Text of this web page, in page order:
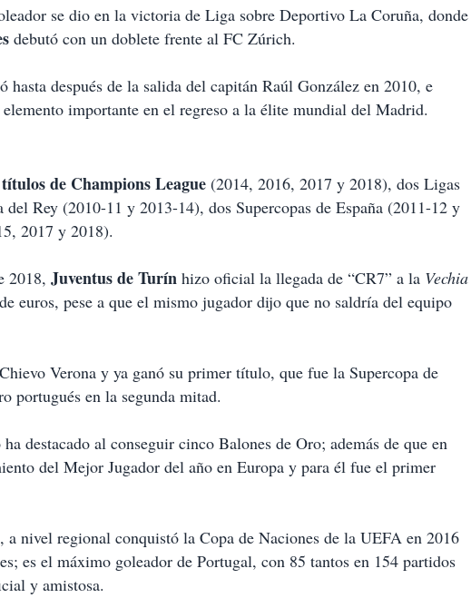
se dio en la victoria de Liga sobre Deportivo La Coruña, donde
debutó con un doblete frente al FC Zúrich.
después de la salida del capitán Raúl González en 2010, e
importante en el regreso a la élite mundial del Madrid.
de Champions League (2014, 2016, 2017 y 2018), dos Ligas
Rey (2010-11 y 2013-14), dos Supercopas de España (2011-12 y
2017 y 2018).
2018, Juventus de Turín hizo oficial la llegada de “CR7” a la Vechia
euros, pese a que el mismo jugador dijo que no saldría del equipo
Verona y ya ganó su primer título, que fue la Supercopa de
portugués en la segunda mitad.
destacado al conseguir cinco Balones de Oro; además de que en
del Mejor Jugador del año en Europa y para él fue el primer
a nivel regional conquistó la Copa de Naciones de la UEFA en 2016
es el máximo goleador de Portugal, con 85 tantos en 154 partidos
y amistosa.